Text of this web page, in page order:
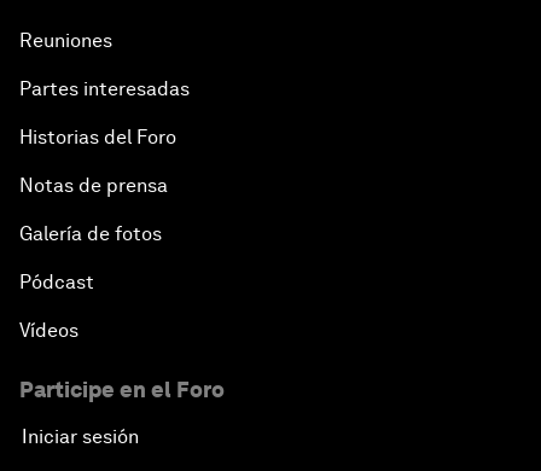
Northern Lights: A Nordic Perspective on
Security Outlook for the Korean Peninsula
Bridging the Gender Divide
Pioneering the Sharing Economy
Co-Chair Roundtable: Shaping Healthcare Reform
Reuniones
Partes interesadas
Historias del Foro
Notas de prensa
Galería de fotos
Pódcast
Vídeos
Participe en el Foro
Iniciar sesión